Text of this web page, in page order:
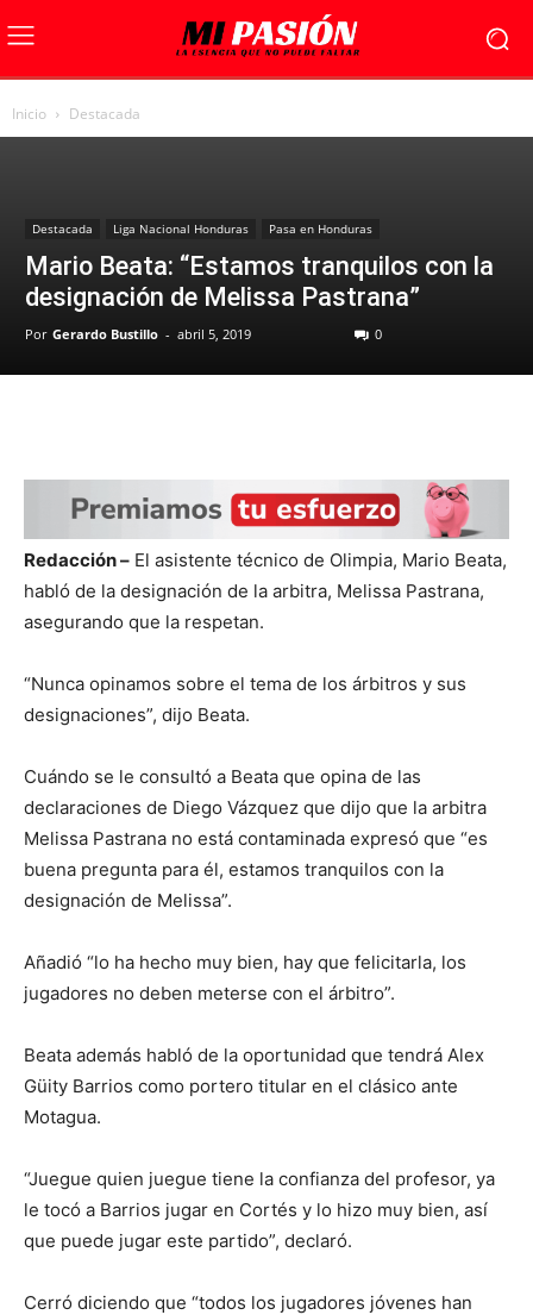
Inicio Destacada
Destacada Liga Nacional Honduras Pasa en Honduras
Mario Beata: “Estamos tranquilos con la
designación de Melissa Pastrana”
Por Gerardo Bustillo - abril 5, 2019 0
Redacción – El asistente técnico de Olimpia, Mario Beata,
habló de la designación de la arbitra, Melissa Pastrana,
asegurando que la respetan.
“Nunca opinamos sobre el tema de los árbitros y sus
designaciones”, dijo Beata.
Cuándo se le consultó a Beata que opina de las
declaraciones de Diego Vázquez que dijo que la arbitra
Melissa Pastrana no está contaminada expresó que “es
buena pregunta para él, estamos tranquilos con la
designación de Melissa”.
Añadió “lo ha hecho muy bien, hay que felicitarla, los
jugadores no deben meterse con el árbitro”.
Beata además habló de la oportunidad que tendrá Alex
Güity Barrios como portero titular en el clásico ante
Motagua.
“Juegue quien juegue tiene la confianza del profesor, ya
le tocó a Barrios jugar en Cortés y lo hizo muy bien, así
que puede jugar este partido”, declaró.
Cerró diciendo que “todos los jugadores jóvenes han